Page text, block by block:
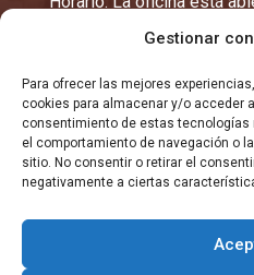
Gestionar
Para ofrecer las mejores
cookies para almacenar y/o acceder
consentimiento de estas
el comportamiento de navegación o
sitio. No consentir o retirar el
negativamente a ciertas
excepto los lunes y
EMAIL
registro@burgosma.es